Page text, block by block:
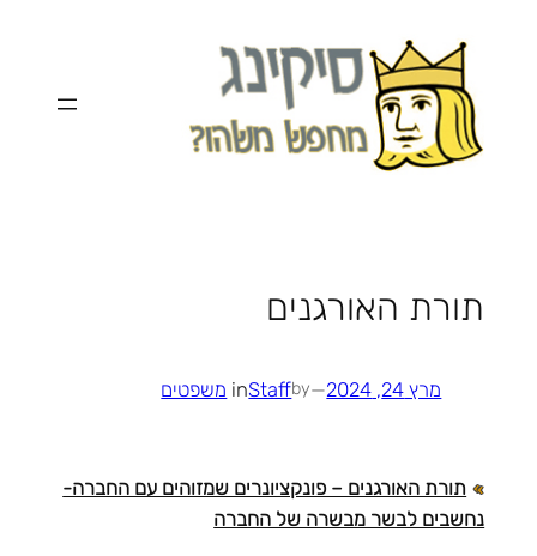
תורת האורגנים
מרץ 24, 2024 —
by
Staff
in משפטים
תורת האורגנים – פונקציונרים שמזוהים עם החברה-
נחשבים לבשר מבשרה של החברה